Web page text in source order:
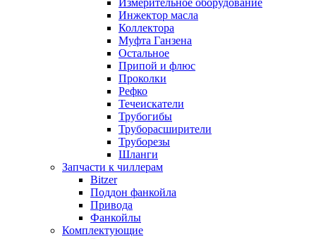
Измерительное оборудование
Инжектор масла
Коллектора
Муфта Ганзена
Остальное
Припой и флюс
Проколки
Рефко
Течеискатели
Трубогибы
Труборасширители
Труборезы
Шланги
Запчасти к чиллерам
Bitzer
Поддон фанкойла
Привода
Фанкойлы
Комплектующие